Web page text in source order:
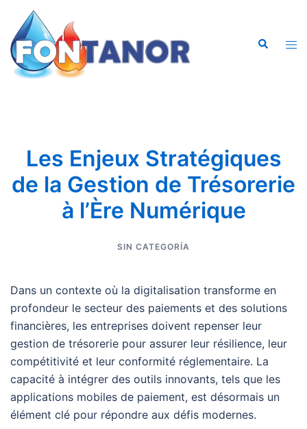
contenido
Buscar
Les Enjeux Stratégiques
de la Gestion de Trésorerie
à l’Ère Numérique
SIN CATEGORÍA
Dans un contexte où la digitalisation transforme en
profondeur le secteur des paiements et des solutions
financières, les entreprises doivent repenser leur
gestion de trésorerie pour assurer leur résilience, leur
compétitivité et leur conformité réglementaire. La
capacité à intégrer des outils innovants, tels que les
applications mobiles de paiement, est désormais un
élément clé pour répondre aux défis modernes.